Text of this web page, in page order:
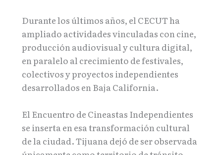
Durante los últimos años, el CECUT ha
ampliado actividades vinculadas con cine,
producción audiovisual y cultura digital,
en paralelo al crecimiento de festivales,
colectivos y proyectos independientes
desarrollados en Baja California.
El Encuentro de Cineastas Independientes
se inserta en esa transformación cultural
de la ciudad. Tijuana dejó de ser observada